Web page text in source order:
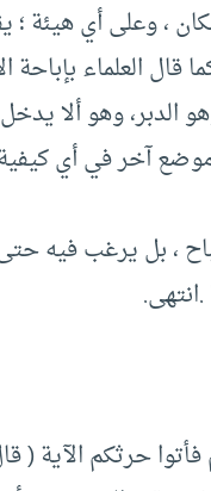
، وعلى أي هيئة ؛
العلماء بإباحة
الدبر، وهو ألا
موضع آخر في أي
، بل يرغب فيه
حرثكم الآية (